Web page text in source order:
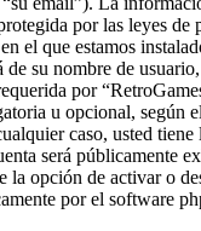
por las leyes de
el que estamos
su nombre de
por
u opcional, según
caso, usted
será públicamente
la opción de activar o
por el software